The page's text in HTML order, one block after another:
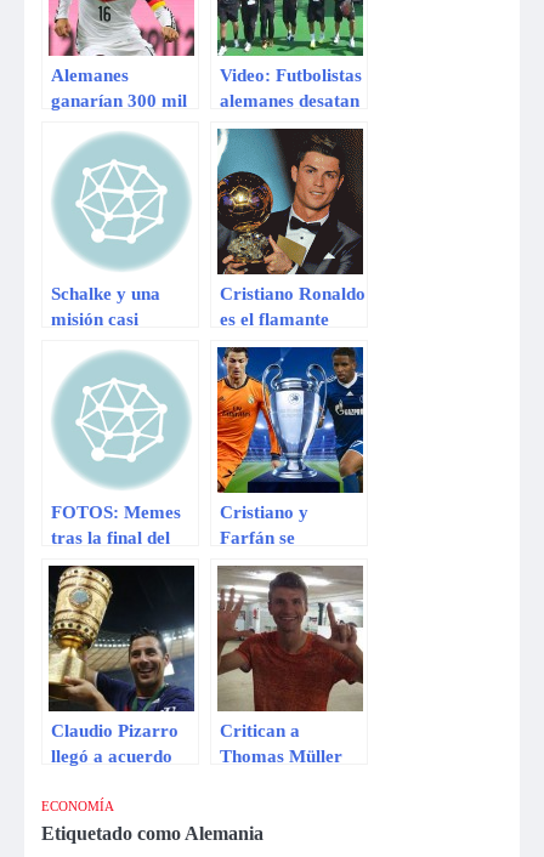
Alemanes
ganarían 300 mil
el Mundial
Video: Futbolistas
alemanes desatan
la polémica al
burlarse de la
selección
argentina
Schalke y una
misión casi
en el Bernabéu
Cristiano Ronaldo
es el flamante
‘Balón de Oro’
2013 [VIDEO]
FOTOS: Memes
tras la final del
mundial entre
Alemania y
Argentina
Cristiano y
Farfán se
medirán en
octavos de
Champions
League
Claudio Pizarro
llegó a acuerdo
contrato con
Bayern Munich
Critican a
Thomas Müller
imagen
ECONOMÍA
Etiquetado como Alemania